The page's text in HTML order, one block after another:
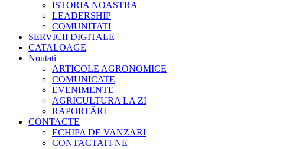
ISTORIA NOASTRA
LEADERSHIP
COMUNITATI
SERVICII DIGITALE
CATALOAGE
Noutati
ARTICOLE AGRONOMICE
COMUNICATE
EVENIMENTE
AGRICULTURA LA ZI
RAPORTĂRI
CONTACTE
ECHIPA DE VANZARI
CONTACTATI-NE